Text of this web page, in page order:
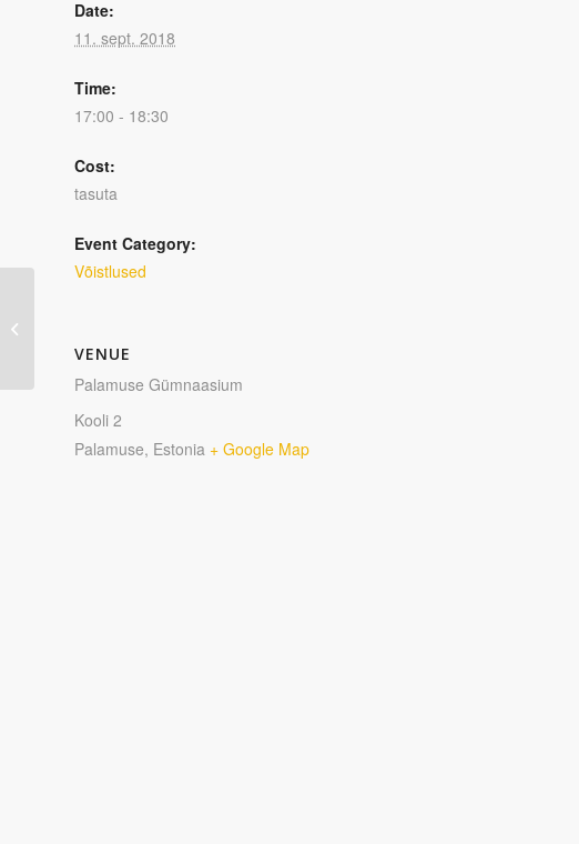
Date:
11. sept. 2018
Time:
17:00 - 18:30
Cost:
tasuta
Event Category:
Võistlused
VENUE
Palamuse Gümnaasium
Kooli 2
Palamuse, Estonia + Google Map